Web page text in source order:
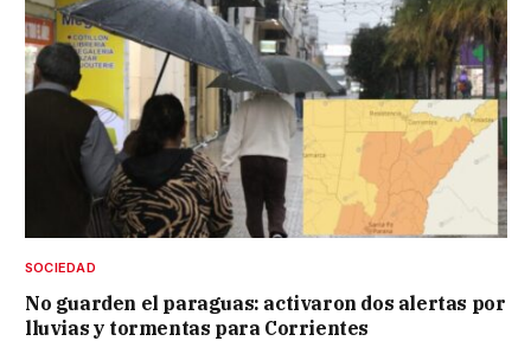
SOCIEDAD
No guarden el paraguas: activaron dos alertas por
lluvias y tormentas para Corrientes